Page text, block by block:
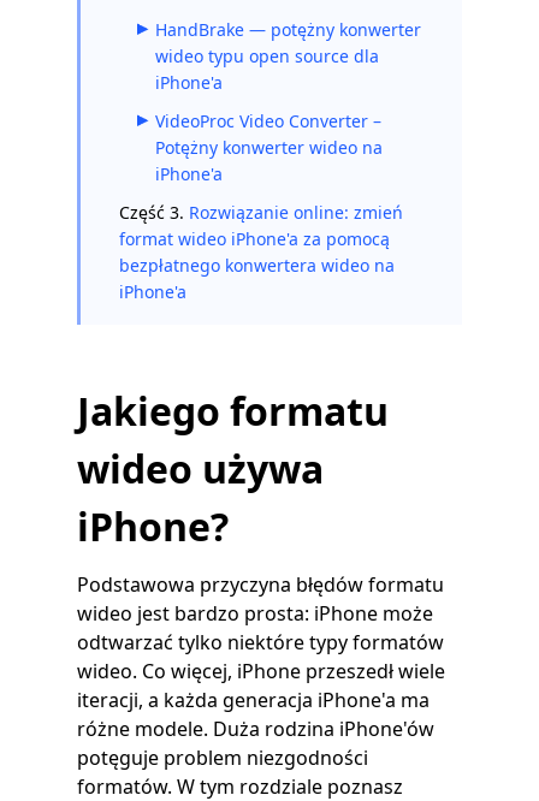
HandBrake — potężny konwerter
wideo typu open source dla
iPhone'a
VideoProc Video Converter –
Potężny konwerter wideo na
iPhone'a
Część 3. Rozwiązanie online: zmień
format wideo iPhone'a za pomocą
bezpłatnego konwertera wideo na
iPhone'a
Jakiego formatu
wideo używa
iPhone?
Podstawowa przyczyna błędów formatu
wideo jest bardzo prosta: iPhone może
odtwarzać tylko niektóre typy formatów
wideo. Co więcej, iPhone przeszedł wiele
iteracji, a każda generacja iPhone'a ma
różne modele. Duża rodzina iPhone'ów
potęguje problem niezgodności
formatów. W tym rozdziale poznasz